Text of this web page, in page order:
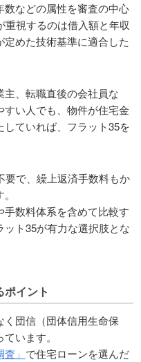
などの属性を審査の中心
重視するのは借入額と年収
めた技術基準に適合した
、転職直後の会社員な
い人でも、物件が住宅金
ていれば、フラット35を
要で、繰上返済手数料もか
数料体系を含めて比較す
ト35が有力な選択肢とな
イント
団信（団体信用生命保
います。
」 で住宅ローンを選んだ